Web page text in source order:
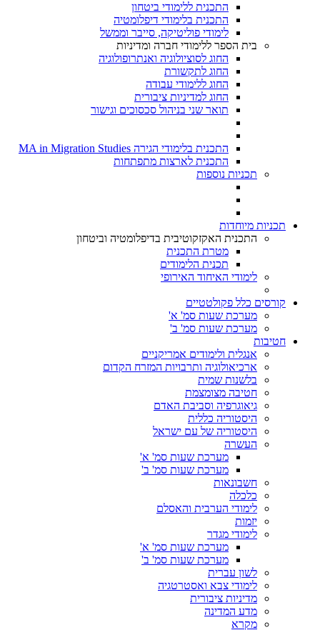
התכנית ללימודי ביטחון
התכנית בלימודי דיפלומטיה
לימודי פוליטיקה, סייבר וממשל
בית הספר ללימודי חברה ומדיניות
החוג לסוציולוגיה ואנתרופולוגיה
החוג לתקשורת
החוג ללימודי עבודה
החוג למדיניות ציבורית
תואר שני בניהול סכסוכים וגישור
התכנית בלימודי הגירה MA in Migration Studies​
התכנית לארצות מתפתחות
תכניות נוספות
תכניות מיוחדות
התכנית האקזקוטיבית בדיפלומטיה וביטחון
מטרת התכנית
תכנית הלימודים
לימודי האיחוד האירופי
קורסים כלל פקולטטיים
מערכת שעות סמ' א'
מערכת שעות סמ' ב'
חטיבות
אנגלית ולימודים אמריקניים
ארכיאולוגיה ותרבויות המזרח הקדום
בלשנות שמית
חטיבה מצומצמת
גיאוגרפיה וסביבת האדם
היסטוריה כללית
היסטוריה של עם ישראל
העשרה
מערכת שעות סמ' א'
מערכת שעות סמ' ב'
חשבונאות
כלכלה
לימודי הערבית והאסלם
יזמות
לימודי מגדר
מערכת שעות סמ' א'
מערכת שעות סמ' ב'
לשון עברית
לימודי צבא ואסטרטגיה
מדיניות ציבורית
מדע המדינה
מקרא